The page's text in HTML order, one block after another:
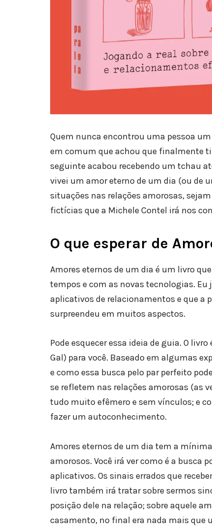
Quem nunca encontrou uma pessoa
em comum que achou que finalmente
seguinte acabou recebendo um tchau
vivei um amor eterno de um dia (ou de
situações nas relações amorosas,
fictícias que a Michele Contel irá nos
O que esperar de
Amores eternos de um dia é um livro
tempos e com as novas tecnologias.
aplicativos de relacionamentos e que a
surpreendeu em muitos aspectos.
Pode esquecer essa ideia de guia. O
Gal) para você. Baseado em algumas
e como essa busca pelo par perfeito
se refletem nas relações amorosas (as
tudo muito efêmero e sem vínculos; e
fazer um autoconhecimento.
Amores eternos de um dia tem a
amorosos. Você irá ver como é a busca
aplicativos. Os sinais errados que
livro também irá tratar sobre sermos
posição dele na relação; sobre aquele
casamento, no final era nada mais que